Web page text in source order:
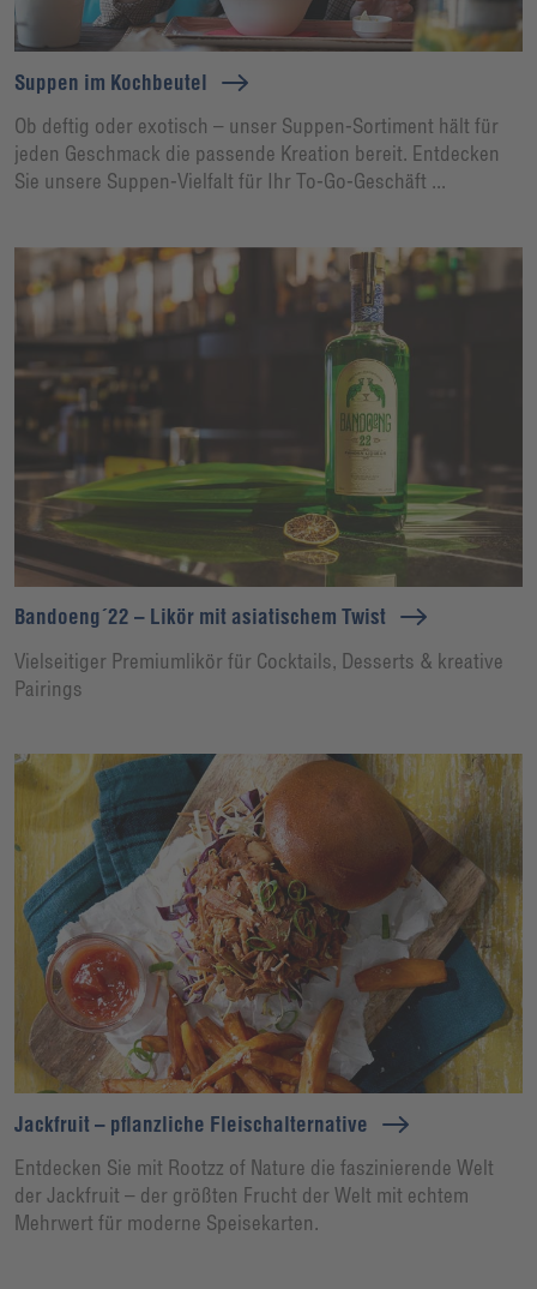
Suppen im Kochbeutel
Ob deftig oder exotisch – unser Suppen-Sortiment hält für
jeden Geschmack die passende Kreation bereit. Entdecken
Sie unsere Suppen-Vielfalt für Ihr To-Go-Geschäft ...
Bandoeng´22 – Likör mit asiatischem Twist
Vielseitiger Premiumlikör für Cocktails, Desserts & kreative
Pairings
Jackfruit – pflanzliche Fleischalternative
Entdecken Sie mit Rootzz of Nature die faszinierende Welt
der Jackfruit – der größten Frucht der Welt mit echtem
Mehrwert für moderne Speisekarten.